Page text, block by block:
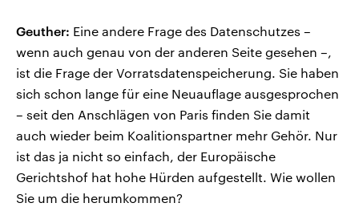
Geuther: Eine andere Frage des Datenschutzes –
wenn auch genau von der anderen Seite gesehen –,
ist die Frage der Vorratsdatenspeicherung. Sie haben
sich schon lange für eine Neuauflage ausgesprochen
– seit den Anschlägen von Paris finden Sie damit
auch wieder beim Koalitionspartner mehr Gehör. Nur
ist das ja nicht so einfach, der Europäische
Gerichtshof hat hohe Hürden aufgestellt. Wie wollen
Sie um die herumkommen?